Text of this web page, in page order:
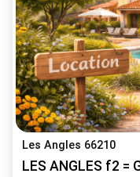
Les Angles 66210
LES ANGLES f2